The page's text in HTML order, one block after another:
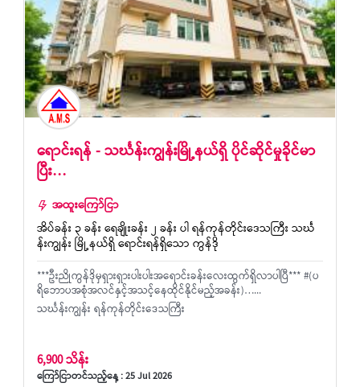
ရောင်းရန် - သင်္ဃန်းကျွန်းမြို့နယ်ရှိ ပိုင်ဆိုင်မှုခိုင်မာ
ပြီး…
အထူးကြော်ငြာ
အိပ်ခန်း ၃ ခန်း ရေချိုးခန်း ၂ ခန်း ပါ ရန်ကုန်တိုင်းဒေသကြီး သင်္ဃ
န်းကျွန်း မြို့နယ်ရှိ ရောင်းရန်ရှိသော ကွန်ဒို
***ဦးညိုကွန်ဒိုမှရှားရှားပါးပါးအရောင်းခန်းလေးထွက်ရှိလာပါပြီ*** #(ပ
ရိဘောပအစုံအလင်နှင့်အသင့်နေထိုင်နိုင်မည့်အခန်း)…...
သင်္ဃန်းကျွန်း ရန်ကုန်တိုင်းဒေသကြီး
6,900 သိန်း
ကြော်ငြာတင်သည့်နေ့ : 25 Jul 2026